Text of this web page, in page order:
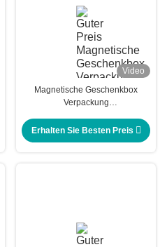
Video
Magnetische Geschenkbox
Verpackung
Magnetdeckel Druck Hautpflege
Erhalten Sie Besten Preis